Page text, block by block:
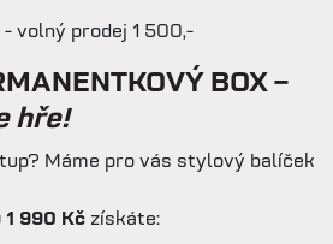
- volný prodej 1 500,-
BOX –
hře!
Máme pro vás stylový balíček
1 990 Kč získáte: